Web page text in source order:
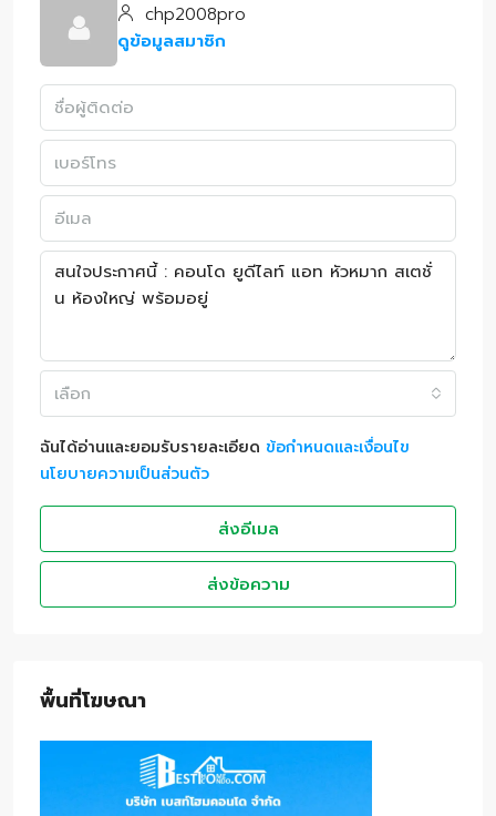
chp2008pro
ดูข้อมูลสมาชิก
เลือก
ฉันได้อ่านและยอมรับรายละเอียด ข้อกำหนดและเงื่อนไข
นโยบายความเป็นส่วนตัว
ส่งอีเมล
ส่งข้อความ
พื้นที่โฆษณา